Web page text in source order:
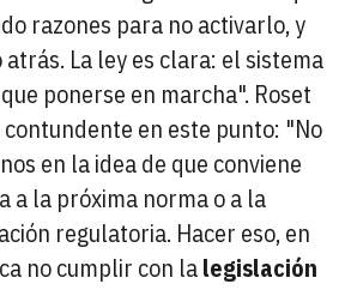
razones para no activarlo, y
atrás. La ley es clara: el sistema
ponerse en marcha". Roset
en este punto: "No
en la idea de que conviene
a la próxima norma o a la
regulatoria. Hacer eso, en
no cumplir con lalegislación